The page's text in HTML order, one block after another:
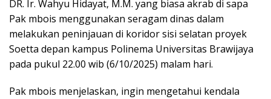
DR. Ir. Wahyu Hidayat, M.M. yang biasa akrab di sapa
Pak mbois menggunakan seragam dinas dalam
melakukan peninjauan di koridor sisi selatan proyek
Soetta depan kampus Polinema Universitas Brawijaya
pada pukul 22.00 wib (6/10/2025) malam hari.
Pak mbois menjelaskan, ingin mengetahui kendala